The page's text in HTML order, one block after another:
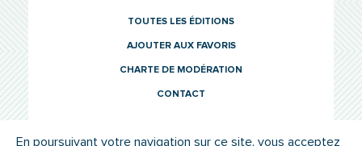
TOUTES LES ÉDITIONS
AJOUTER AUX FAVORIS
CHARTE DE MODÉRATION
CONTACT
En poursuivant votre navigation sur ce site, vous acceptez